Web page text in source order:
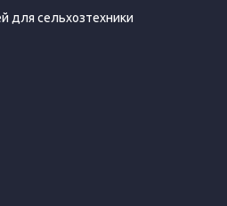
для сельхозтехники